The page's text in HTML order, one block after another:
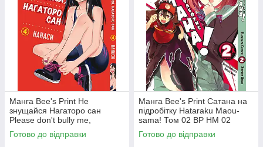
Манга Bee's Print Не
знущайся Нагаторо сан
Please don't bully me,
Nagatoro Том 04 BP PDB 04
Готово до відправки
Манга Bee's Print Сатана на
підробітку Hataraku Maou-
sama! Том 02 ВР HM 02
Готово до відправки